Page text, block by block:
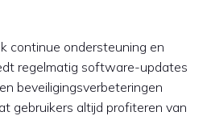
continue ondersteuning en
regelmatig software-updates
beveiligingsverbeteringen
gebruikers altijd profiteren van